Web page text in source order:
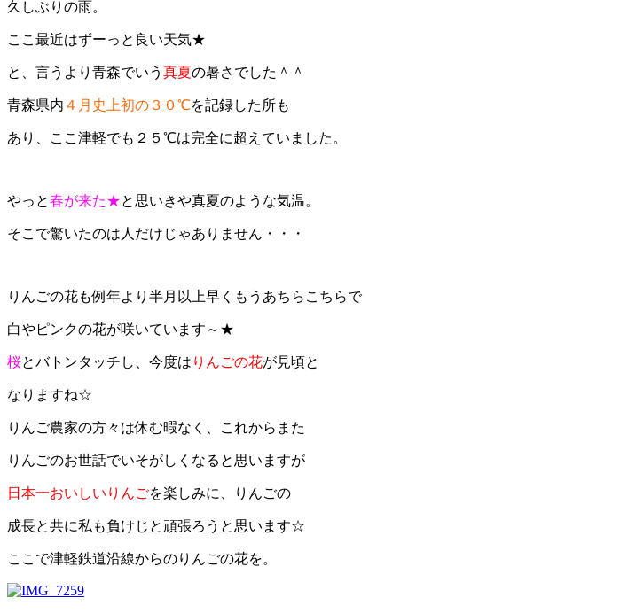
久しぶりの雨。
ここ最近はずーっと良い天気★
と、言うより青森でいう 真夏の暑さでした＾＾
青森県内 ４月史上初の３０℃を記録した所も
あり、ここ津軽でも２５℃は完全に超えていました。
やっと春が来た★と思いきや真夏のような気温。
そこで驚いたのは人だけじゃありません・・・
りんごの花も例年より半月以上早くもうあちらこちらで
白やピンクの花が咲いています～★
桜とバトンタッチし、今度は りんごの花が見頃と
なりますね☆
りんご農家の方々は休む暇なく、これからまた
りんごのお世話でいそがしくなると思いますが
日本一おいしいりんごを楽しみに、りんごの
成長と共に私も負けじと頑張ろうと思います☆
ここで津軽鉄道沿線からのりんごの花を。